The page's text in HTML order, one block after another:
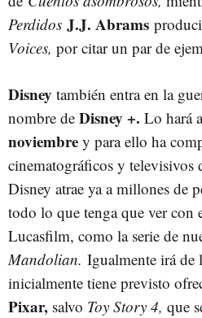
Perdidos J.J. Abrams
Voices, por citar un par de
Disney también entra en la
nombre de Disney +. Lo hará
noviembre y para ello ha
cinematográficos y televisivos
Disney atrae ya a millones de
todo lo que tenga que ver con
Lucasfilm, como la serie de
Mandolian. Igualmente irá de
inicialmente tiene previsto
Pixar, salvo Toy Story 4, que